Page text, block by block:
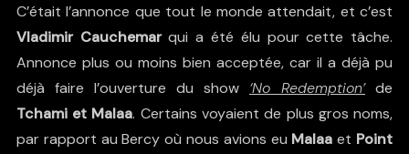
C’était l’annonce que tout le monde attendait, et c’est
Vladimir Cauchemarqui a été élu pour cette tâche.
Annonce plus ou moins bien acceptée, car il a déjà pu
déjà faire l’ouverture du show ‘No Redemption’de
Tchami et Malaa. Certains voyaient de plus gros noms,
par rapport au Bercy où nous avions eu Malaa et Point